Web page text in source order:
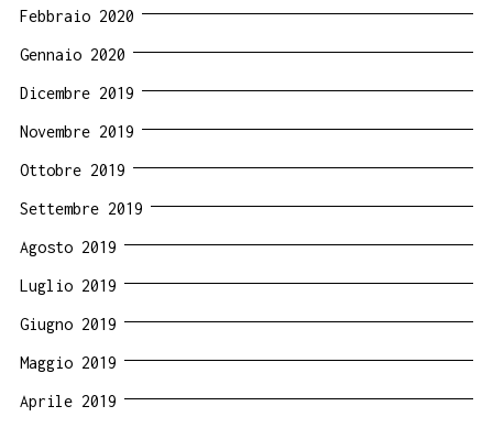
Febbraio 2020
Gennaio 2020
Dicembre 2019
Novembre 2019
Ottobre 2019
Settembre 2019
Agosto 2019
Luglio 2019
Giugno 2019
Maggio 2019
Aprile 2019